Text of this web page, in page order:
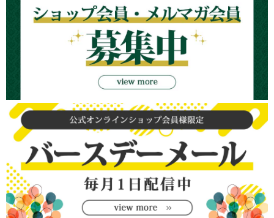
アンティークシルバーウェアの在庫について
商品は各オンラインショップ・実店舗と在庫を共有しているため、在庫有りと表示
ご注文のタイミングにより、売切れとなる
場合がございます。
その場合はメールにてご連絡致しますので、予めご理解・ご了承のほど宜しくお願